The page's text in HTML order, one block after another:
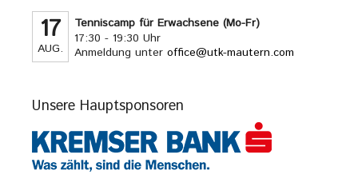
17
AUG.
Tenniscamp für Erwachsene (Mo-Fr)
17:30 - 19:30 Uhr
Anmeldung unteroffice@utk-mautern.com
Unsere Hauptsponsoren